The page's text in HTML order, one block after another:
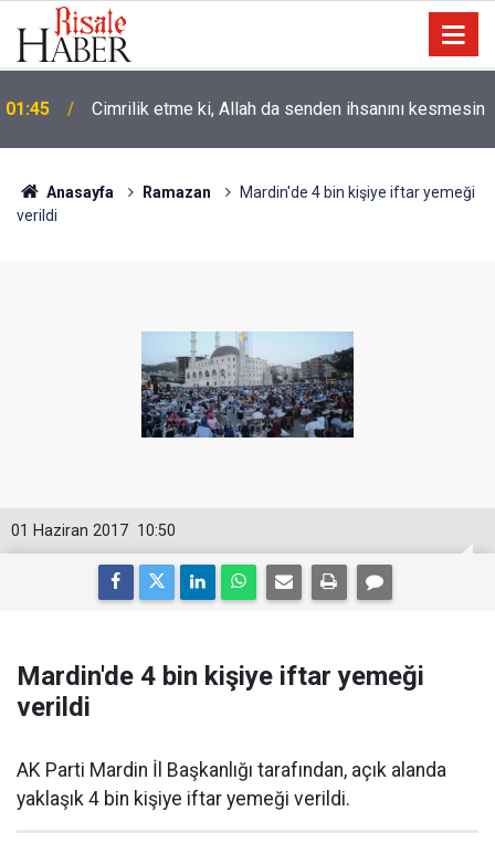
01:45 Cimrilik etme ki, Allah da senden ihsanını kesmesin
Anasayfa Ramazan
Mardin'de 4 bin kişiye iftar yemeği
verildi
10:50
01 Haziran 2017
Mardin'de 4 bin kişiye iftar yemeği
verildi
AK Parti Mardin İl Başkanlığı tarafından, açık alanda
yaklaşık 4 bin kişiye iftar yemeği verildi.